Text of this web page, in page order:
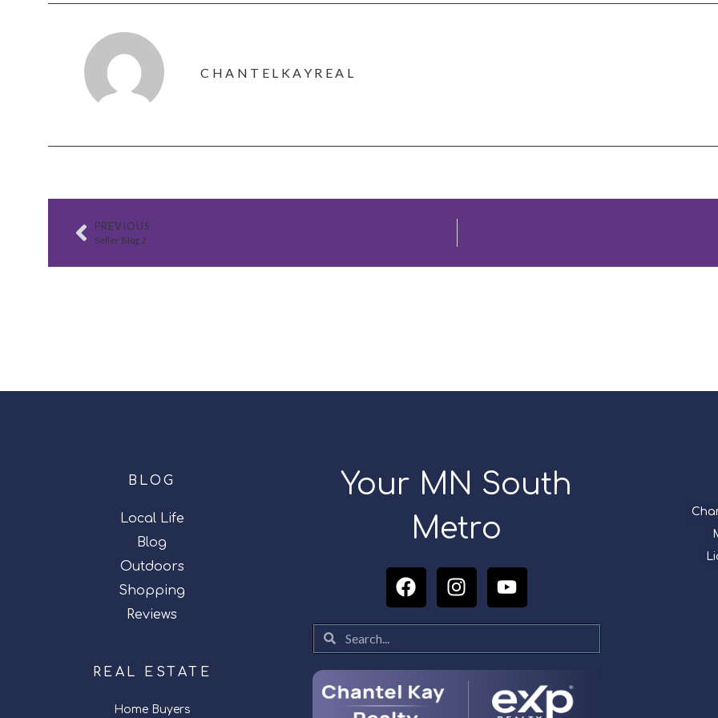
CHANTELKAYREAL
PREVIOUS
Seller Blog 2
BLOG
Local Life
Blog
Outdoors
Shopping
Reviews
REAL ESTATE
Home Buyers
Your MN South
Metro